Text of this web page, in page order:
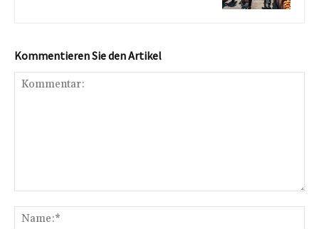
Kommentieren Sie den Artikel